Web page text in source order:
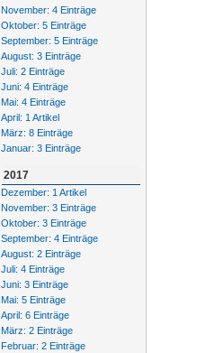
November: 4 Einträge
Oktober: 5 Einträge
September: 5 Einträge
August: 3 Einträge
Juli: 2 Einträge
Juni: 4 Einträge
Mai: 4 Einträge
April: 1 Artikel
März: 8 Einträge
Januar: 3 Einträge
2017
Dezember: 1 Artikel
November: 3 Einträge
Oktober: 3 Einträge
September: 4 Einträge
August: 2 Einträge
Juli: 4 Einträge
Juni: 3 Einträge
Mai: 5 Einträge
April: 6 Einträge
März: 2 Einträge
Februar: 2 Einträge